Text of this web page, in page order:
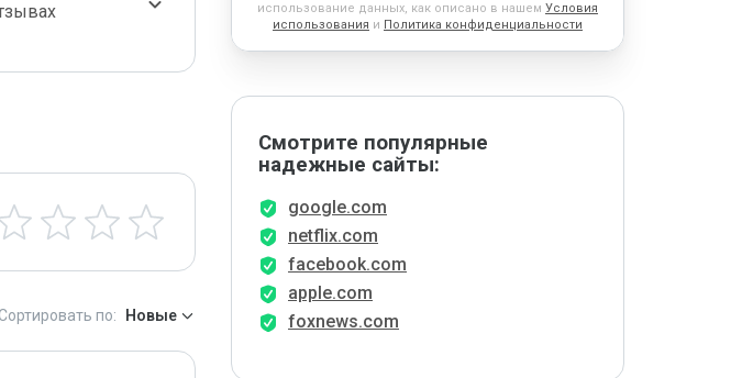
по: Новые
использование данных, как описано в нашем Условия
использования и Политика конфиденциальности
Смотрите популярные
надежные сайты:
google.com
netflix.com
facebook.com
apple.com
foxnews.com